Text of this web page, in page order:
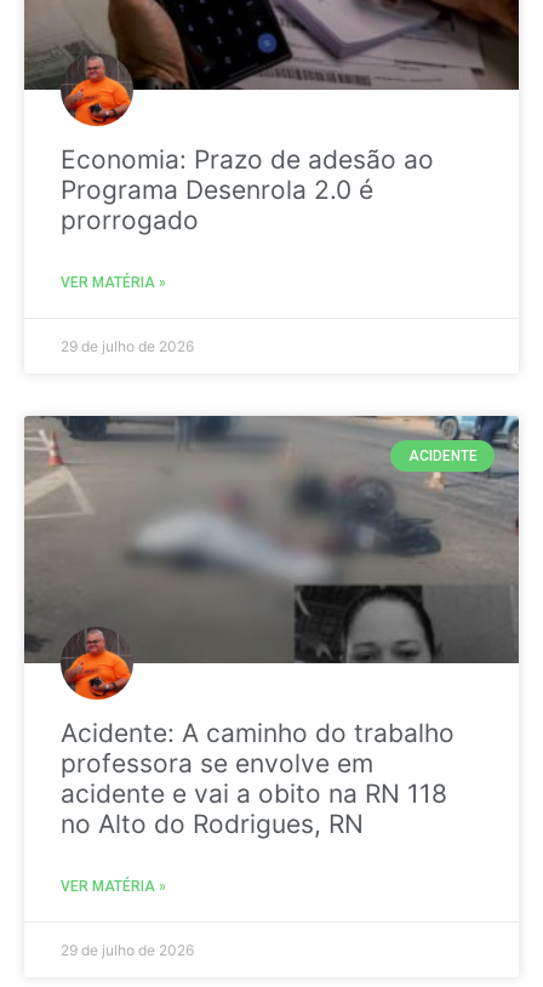
Economia: Prazo de adesão ao
Programa Desenrola 2.0 é
prorrogado
VER MATÉRIA »
29 de julho de 2026
ACIDENTE
Acidente: A caminho do trabalho
professora se envolve em
acidente e vai a obito na RN 118
no Alto do Rodrigues, RN
VER MATÉRIA »
29 de julho de 2026